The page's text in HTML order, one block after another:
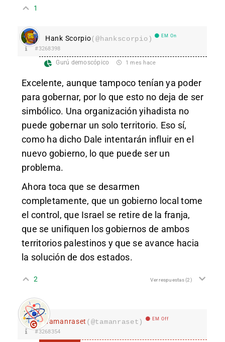
1
Hank Scorpio(@hankscorpio) EM On
#3268398
Gurú demoscópico 1 mes hace
Excelente, aunque tampoco tenían ya poder
para gobernar, por lo que esto no deja de ser
simbólico. Una organización yihadista no
puede gobernar un solo territorio. Eso sí,
como ha dicho Dale intentarán influir en el
nuevo gobierno, lo que puede ser un
problema.
Ahora toca que se desarmen
completamente, que un gobierno local tome
el control, que Israel se retire de la franja,
que se unifiquen los gobiernos de ambos
territorios palestinos y que se avance hacia
la solución de dos estados.
2 Ver respuestas(2)
Tamanraset (@tamanraset) EM Off
#3268354